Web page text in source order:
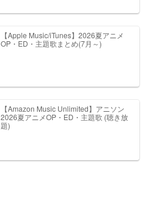
【Apple Music/iTunes】2026夏アニメ
OP・ED・主題歌まとめ(7月～)
【Amazon Music Unlimited】アニソン
2026夏アニメOP・ED・主題歌 (聴き放
題)